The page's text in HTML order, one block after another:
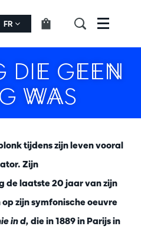
FR Menu
DIE GEEN
WAS
tijdens zijn leven vooral
Zijn
de laatste 20 jaar van zijn
zijn symfonische oeuvre
in d, die in 1889 in Parijs in